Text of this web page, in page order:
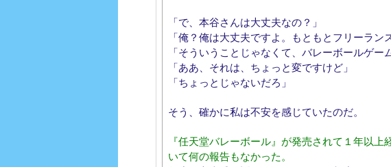
「で、本谷さんは大丈夫なの？」
「俺？俺は大丈夫ですよ。もともとフリーラ
「そういうことじゃなくて、バレーボールゲー
「ああ、それは、ちょっと変ですけど」
「ちょっとじゃないだろ」
そう、確かに私は不安を感じていたのだ。
『任天堂バレーボール』が発売されて１年以
いて何の報告もなかった。